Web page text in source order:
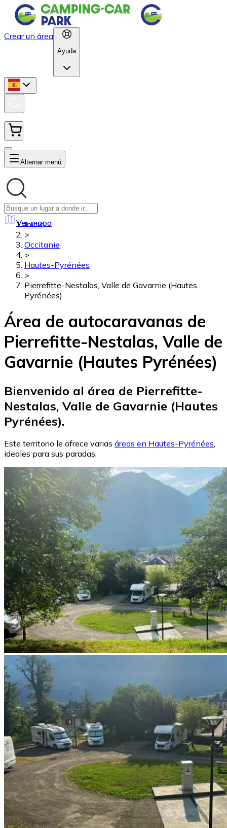
Crear un área
Ayuda
Alternar menú
Ver mapa
Inicio
>
Occitanie
>
Hautes-Pyrénées
>
Pierrefitte-Nestalas, Valle de Gavarnie (Hautes
Pyrénées)
Área de autocaravanas de
Pierrefitte-Nestalas, Valle de
Gavarnie (Hautes Pyrénées)
Bienvenido al área de Pierrefitte-
Nestalas, Valle de Gavarnie (Hautes
Pyrénées).
Este territorio le ofrece varias áreas en Hautes-Pyrénées,
ideales para sus paradas.